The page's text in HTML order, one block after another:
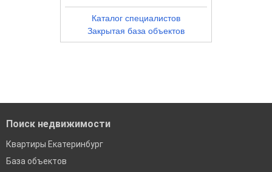
Каталог специалистов
Закрытая база объектов
Поиск недвижимости
Квартиры Екатеринбург
База объектов